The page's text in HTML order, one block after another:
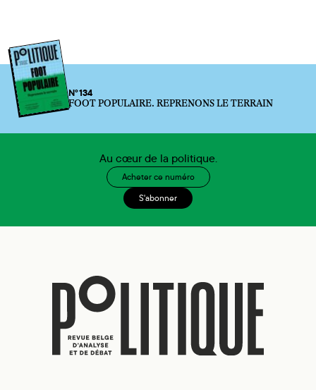
N°134
FOOT POPULAIRE. REPRENONS LE TERRAIN
Au cœur de la politique.
Acheter ce numéro
S'abonner